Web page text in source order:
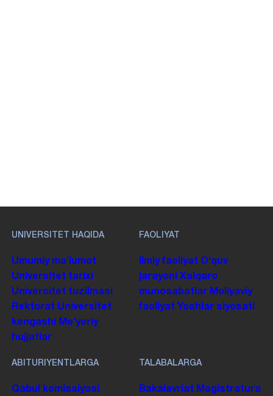
UNIVERSITET HAQIDA
Umumiy maʼlumot
Universitet tarixi
Universitet tuzilmasi
Rektorat Universitet
kengashi Me'yoriy
hujjatlar
FAOLIYAT
Ilmiy faoliyat Oʻquv
jarayoni Xalqaro
munosabatlar Moliyaviy
faoliyat Yoshlar siyosati
ABITURIYENTLARGA
Qabul komissiyasi
TALABALARGA
Bakalavriat Magistratura